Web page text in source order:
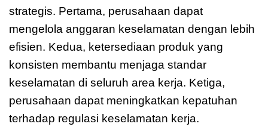
strategis. Pertama, perusahaan dapat
mengelola anggaran keselamatan dengan lebih
efisien. Kedua, ketersediaan produk yang
konsisten membantu menjaga standar
keselamatan di seluruh area kerja. Ketiga,
perusahaan dapat meningkatkan kepatuhan
terhadap regulasi keselamatan kerja.